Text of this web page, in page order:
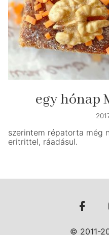
egy hónap
szerintem répatorta még
eritrittel, ráadásul.
© 2011-